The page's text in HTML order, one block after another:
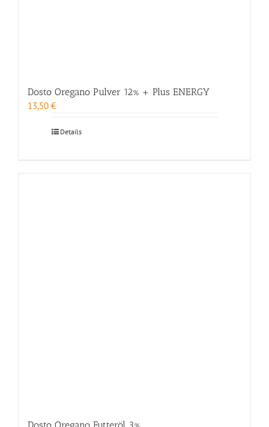
Dosto Oregano Pulver 12% + Plus ENERGY
13,50 €
Details
Dosto Oregano Futteröl 3%